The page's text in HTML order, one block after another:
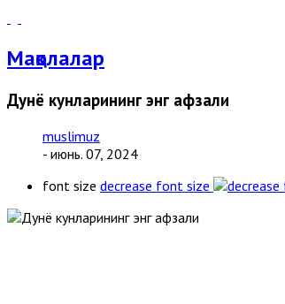
Мақолалар
Дунё кунларининг энг афзали
muslimuz
- июнь. 07, 2024
font size decrease font size